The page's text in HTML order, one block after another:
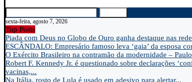
sexta-feira, agosto 7, 2026
Top Posts
Piada com Deus no Globo de Ouro ganha destaque nas
ESCÂNDALO: Empresário famoso leva ‘gaia’ da esposa
O Exército Brasileiro na contramão da modernidade –
Robert F. Kennedy Jr. é questionado sobre declarações
vacinas,...
Na Itália, rosto de Lula é usado em adesivo para alertar...